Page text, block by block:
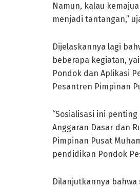
Namun, kalau
menjadi tantangan,”
Dijelaskannya lagi
beberapa kegiatan,
Pondok dan Aplikasi
Pesantren Pimpinan
“Sosialisasi ini
Anggaran Dasar dan
Pimpinan Pusat
pendidikan Pondok
Dilanjutkannya